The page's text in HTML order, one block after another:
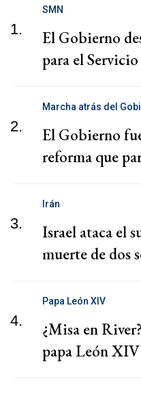
1.
SMN
El Gobierno
para el
2.
Marcha atrás del
El Gobierno
reforma que
3.
Irán
Israel ataca el
muerte de dos
4.
Papa León XIV
¿Misa en
papa León